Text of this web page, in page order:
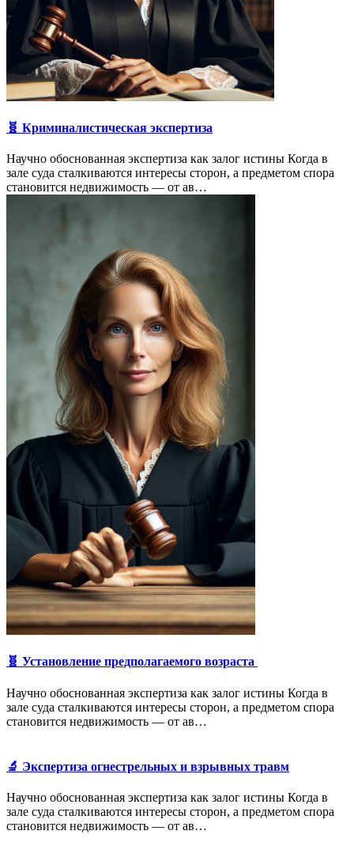
🧬 Криминалистическая экспертиза
Научно обоснованная экспертиза как залог истины Когда в
зале суда сталкиваются интересы сторон, а предметом спора
становится недвижимость — от ав…
🧬 Установление предполагаемого возраста
Научно обоснованная экспертиза как залог истины Когда в
зале суда сталкиваются интересы сторон, а предметом спора
становится недвижимость — от ав…
🔬 Экспертиза огнестрельных и взрывных травм
Научно обоснованная экспертиза как залог истины Когда в
зале суда сталкиваются интересы сторон, а предметом спора
становится недвижимость — от ав…